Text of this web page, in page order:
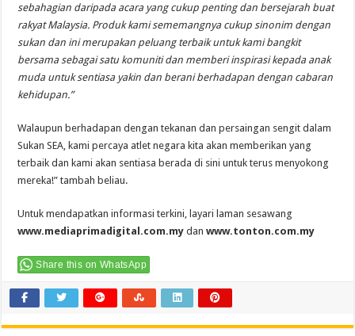
sebahagian daripada acara yang cukup penting dan bersejarah buat
rakyat Malaysia. Produk kami sememangnya cukup sinonim dengan
sukan dan ini merupakan peluang terbaik untuk kami bangkit
bersama sebagai satu komuniti dan memberi inspirasi kepada anak
muda untuk sentiasa yakin dan berani berhadapan dengan cabaran
kehidupan.”
Walaupun berhadapan dengan tekanan dan persaingan sengit dalam
Sukan SEA, kami percaya atlet negara kita akan memberikan yang
terbaik dan kami akan sentiasa berada di sini untuk terus menyokong
mereka!” tambah beliau.
Untuk mendapatkan informasi terkini, layari laman sesawang
www.mediaprimadigital.com.my danwww.tonton.com.my
Share this on WhatsApp